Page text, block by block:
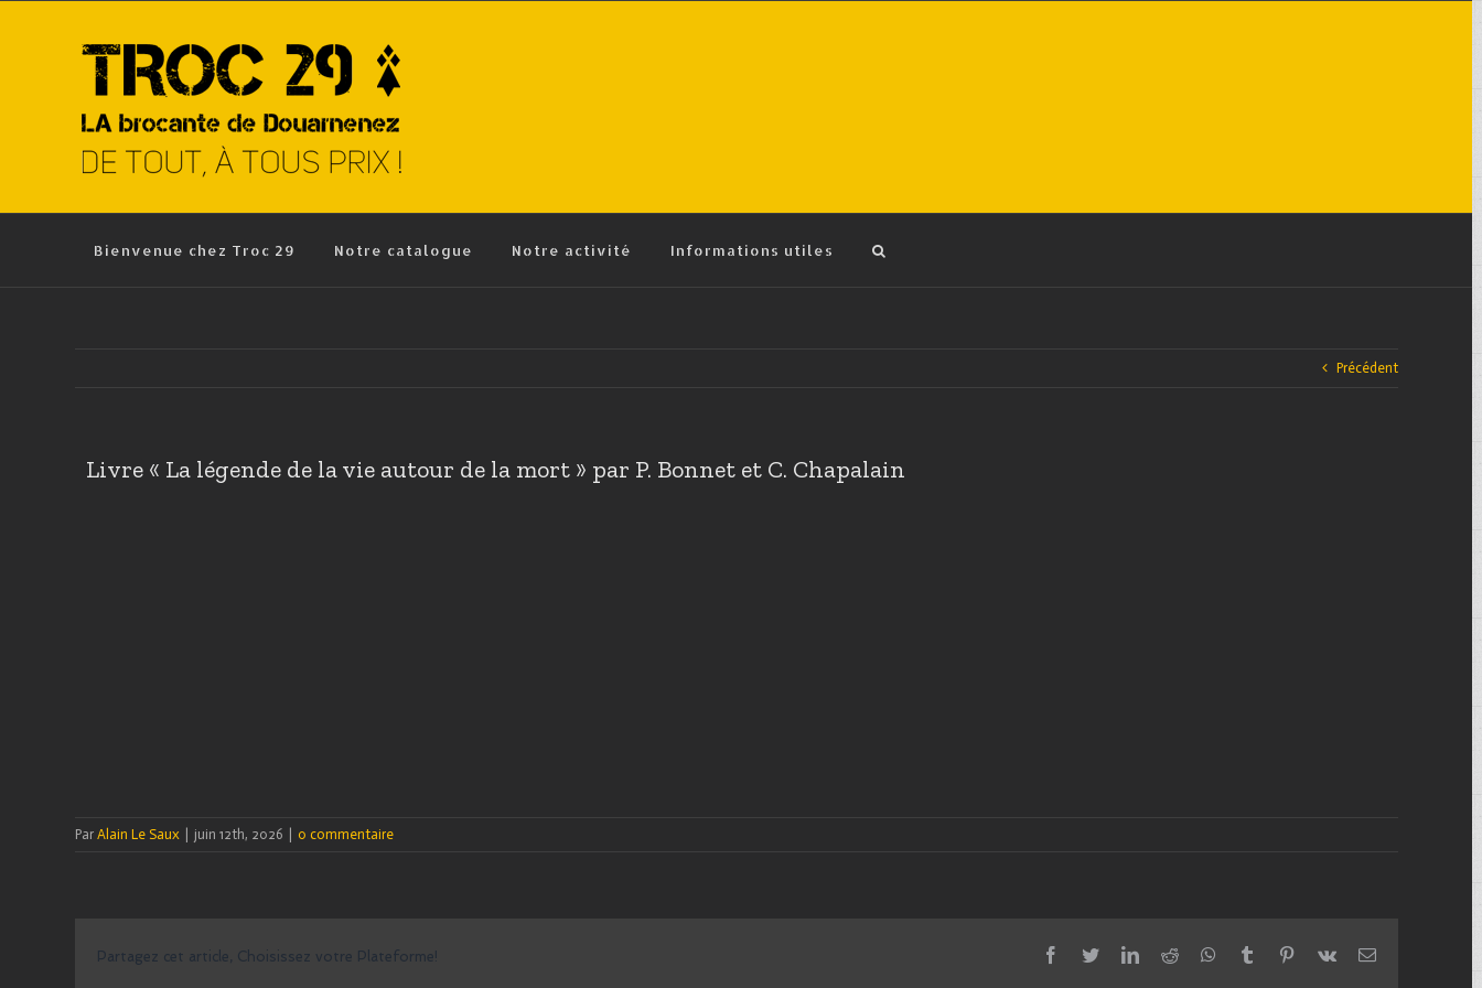
Bienvenue chez Troc 29 Notre catalogue Notre activité Informations utiles
Précédent
Livre « La légende de la vie autour de la mort » par P. Bonnet et C. Chapalain
Par Alain Le Saux juin 12th, 2026 0 commentaire
Partagez cet article, Choisissez votre Plateforme! facebook
twitterlinkedinredditwhatsapptumblrpinterest
vk Email